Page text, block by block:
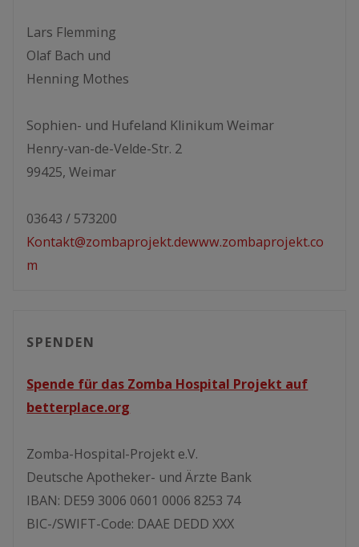
Lars Flemming
Olaf Bach und
Henning Mothes
Sophien- und Hufeland Klinikum Weimar
Henry-van-de-Velde-Str. 2
99425, Weimar
03643 / 573200
Kontakt@zombaprojekt.dewww.zombaprojekt.co
m
SPENDEN
Spende für das Zomba Hospital Projekt auf
betterplace.org
Zomba-Hospital-Projekt e.V.
Deutsche Apotheker- und Ärzte Bank
IBAN: DE59 3006 0601 0006 8253 74
BIC-/SWIFT-Code: DAAE DEDD XXX